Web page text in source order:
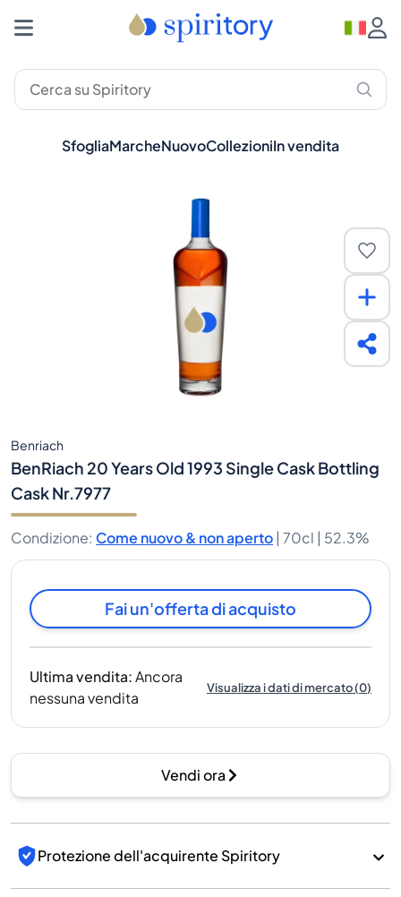
SfogliaMarcheNuovoCollezioniIn vendita
Benriach
BenRiach 20 Years Old 1993 Single Cask Bottling
Cask Nr.7977
Condizione: Come nuovo & non aperto | 70cl | 52.3%
Fai un'offerta di acquisto
Ultima vendita:Ancora
nessuna vendita
Visualizza i dati di mercato(0)
Vendi ora
Protezione dell'acquirente Spiritory